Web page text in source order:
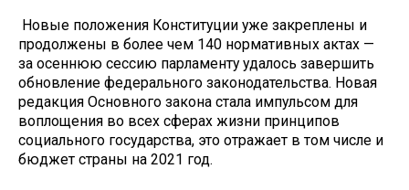
Новые положения Конституции уже закреплены и
продолжены в более чем 140 нормативных актах —
за осеннюю сессию парламенту удалось завершить
обновление федерального законодательства. Новая
редакция Основного закона стала импульсом для
воплощения во всех сферах жизни принципов
социального государства, это отражает в том числе и
бюджет страны на 2021 год.